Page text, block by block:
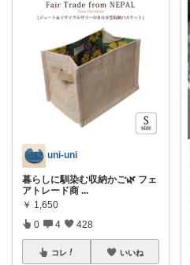
uni-uni
暮らしに馴染む収納かご🌿 フェ
アトレード商 ...
￥ 1,650
0 4 428
コレ いいね